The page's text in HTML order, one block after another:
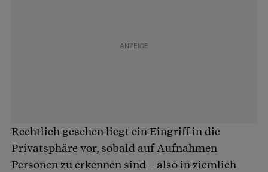
Rechtlich gesehen liegt ein Eingriff in die
Privatsphäre vor, sobald auf Aufnahmen
Personen zu erkennen sind – also in ziemlich